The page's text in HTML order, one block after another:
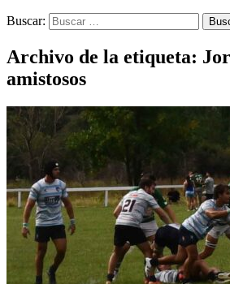
Buscar:
Archivo de la etiqueta:
amistosos